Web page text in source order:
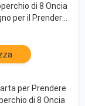
di 8 Oncia
per il Prendere
Calde e Fredde
per Prendere
di 8 Oncia